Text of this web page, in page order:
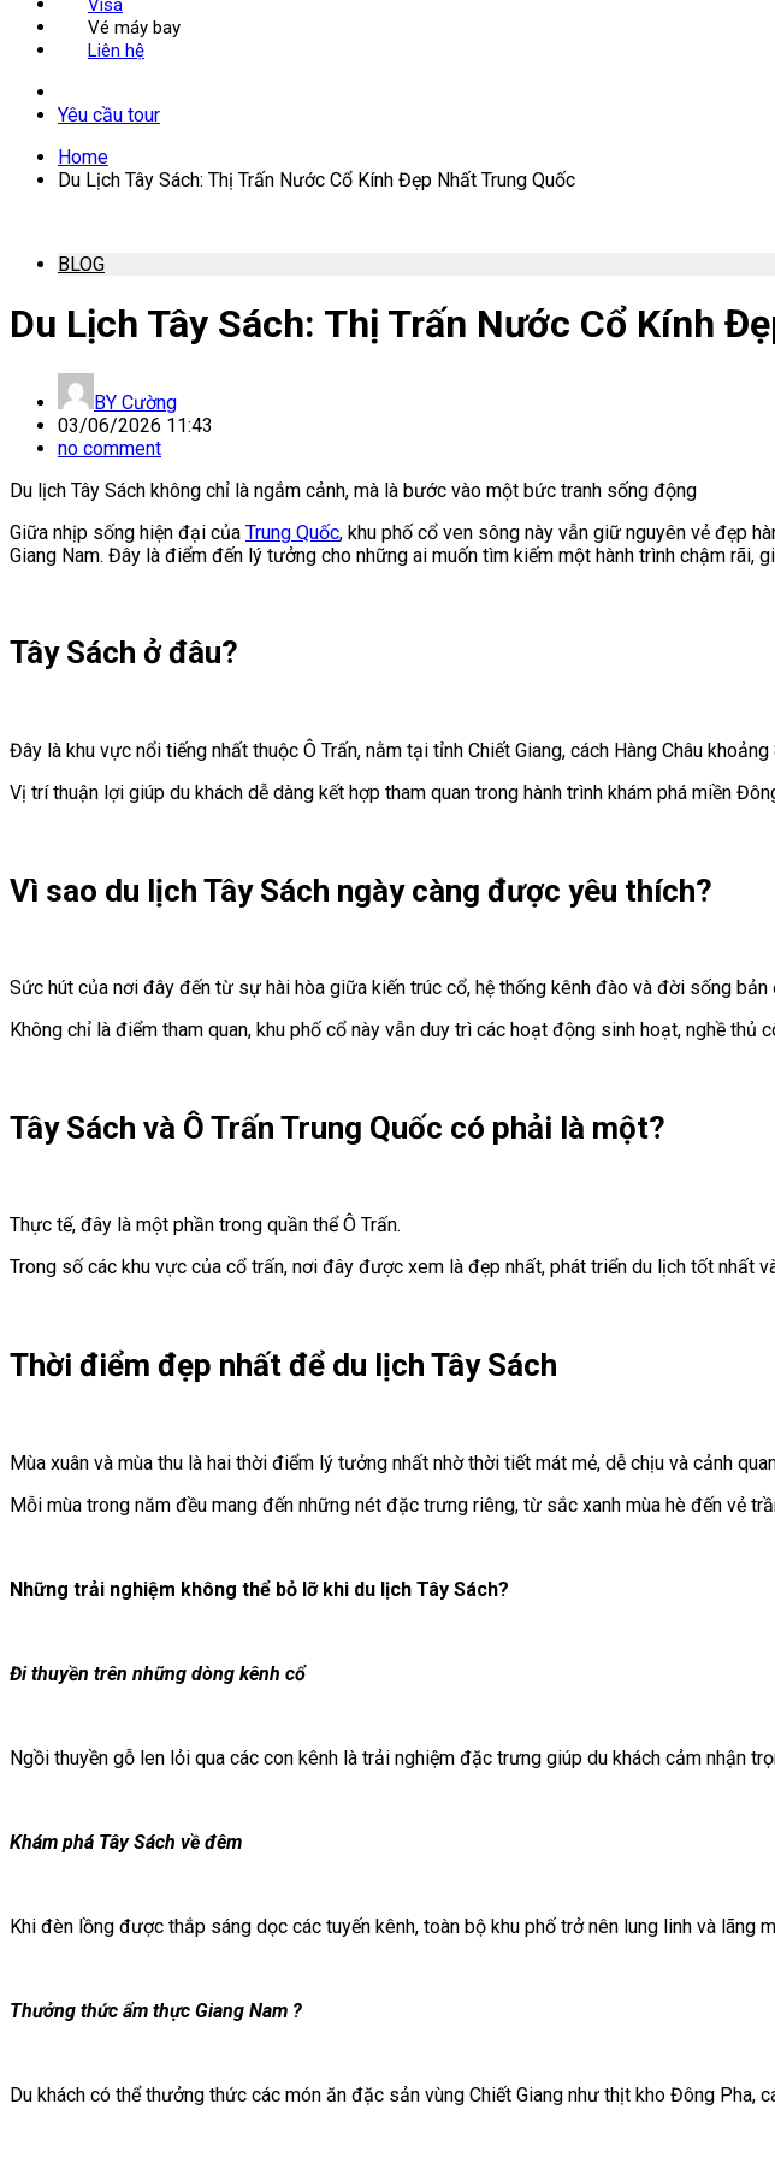
Visa
Vé máy bay
Liên hệ
Yêu cầu tour
Home
Du Lịch Tây Sách: Thị Trấn Nước Cổ Kính Đẹp Nhất Trung Quốc
BLOG
Du Lịch Tây Sách: Thị Trấn Nước Cổ Kính
BY Cường
03/06/2026 11:43
no comment
Du lịch Tây Sách không chỉ là ngắm cảnh, mà là bước vào một bức tranh sống động
Giữa nhịp sống hiện đại của Trung Quốc, khu phố cổ ven sông này vẫn giữ nguyên vẻ đẹp
Giang Nam. Đây là điểm đến lý tưởng cho những ai muốn tìm kiếm một hành trình chậm rãi,
Tây Sách ở đâu?
Đây là khu vực nổi tiếng nhất thuộc Ô Trấn, nằm tại tỉnh Chiết Giang, cách Hàng Châu
Vị trí thuận lợi giúp du khách dễ dàng kết hợp tham quan trong hành trình khám phá miền
Vì sao du lịch Tây Sách ngày càng được yêu thích?
Sức hút của nơi đây đến từ sự hài hòa giữa kiến trúc cổ, hệ thống kênh đào và đời sống bản
Không chỉ là điểm tham quan, khu phố cổ này vẫn duy trì các hoạt động sinh hoạt, nghề thủ
Tây Sách và Ô Trấn Trung Quốc có phải là một?
Thực tế, đây là một phần trong quần thể Ô Trấn.
Trong số các khu vực của cổ trấn, nơi đây được xem là đẹp nhất, phát triển du lịch tốt nhất
Thời điểm đẹp nhất để du lịch Tây Sách
Mùa xuân và mùa thu là hai thời điểm lý tưởng nhất nhờ thời tiết mát mẻ, dễ chịu và cảnh
Mỗi mùa trong năm đều mang đến những nét đặc trưng riêng, từ sắc xanh mùa hè đến vẻ
Những trải nghiệm không thể bỏ lỡ khi du lịch Tây Sách?
Đi thuyền trên những dòng kênh cổ
Ngồi thuyền gỗ len lỏi qua các con kênh là trải nghiệm đặc trưng giúp du khách cảm nhận
Khám phá Tây Sách về đêm
Khi đèn lồng được thắp sáng dọc các tuyến kênh, toàn bộ khu phố trở nên lung linh và lãng
Thưởng thức ẩm thực Giang Nam ?
Du khách có thể thưởng thức các món ăn đặc sản vùng Chiết Giang như thịt kho Đông Pha,